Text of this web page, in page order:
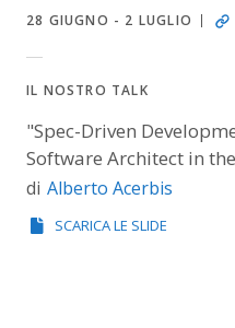
28 GIUGNO - 2 LUGLIO
IL NOSTRO TALK
"Spec-Driven
Software Architect in
di Alberto Acerbis
SCARICA LE SLIDE